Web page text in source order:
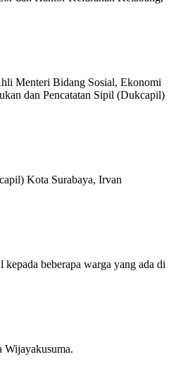
Menteri Bidang Sosial, Ekonomi
dan Pencatatan Sipil (Dukcapil)
Kota Surabaya, Irvan
beberapa warga yang ada di
Wijayakusuma.